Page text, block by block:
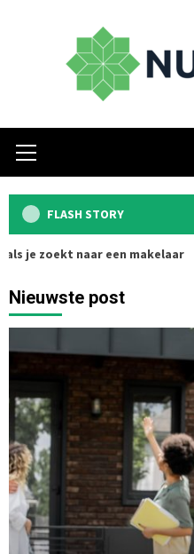
Menu
FLASH STORY
een makelaar
Nieuwste post